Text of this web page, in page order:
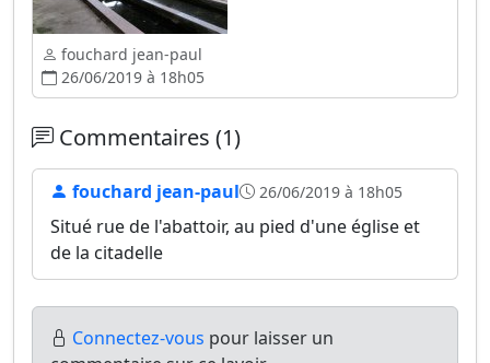
fouchard jean-paul
26/06/2019 à 18h05
Commentaires (1)
fouchard jean-paul 26/06/2019 à 18h05
Situé rue de l'abattoir, au pied d'une église et
de la citadelle
Connectez-vous pour laisser un